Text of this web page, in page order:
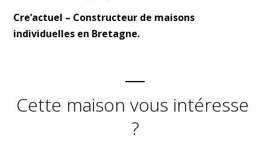
Cre’actuel – Constructeur de maisons
individuelles en Bretagne.
Cette maison vous intéresse
?